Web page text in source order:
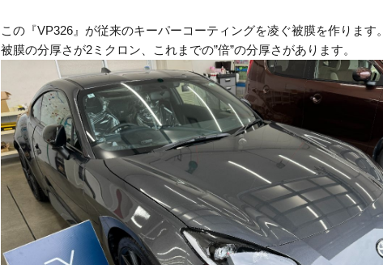
この『VP326 』が従来のキーパーコーティングを凌ぐ被膜を作ります。
被膜の分厚さが2ミクロン、これまでの”倍”の分厚さがあります。